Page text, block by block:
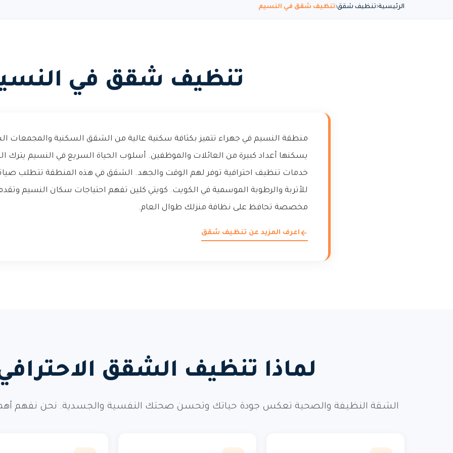
الرئيسية تنظيف شقق تنظيف شقق في النسيم
تنظيف شقق في
منطقة النسيم في جهراء تتميز بكثافة سكنية عالية من الشقق السكنية والمجمعات
يسكنها أعداد كبيرة من العائلات والموظفين. أسلوب الحياة السريع في النسيم يترك
خدمات تنظيف احترافية توفر لهم الوقت والجهد. الشقق في هذه المنطقة تتطلب
للأتربة والرطوبة الموسمية في الكويت. كويتي كلين تفهم احتياجات سكان النسيم
مخصصة تحافظ على نظافة منزلك طوال العام.
اعرف المزيد عن تنظيف شقق
لماذا تنظيف الشقق
الشقة النظيفة والصحية تعكس جودة حياتك وتحسن صحتك النفسية والجسدية. نحن نفهم